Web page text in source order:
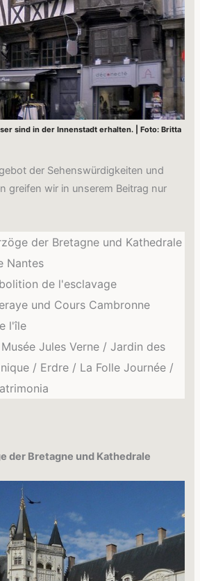
sind in der Innenstadt erhalten. | Foto: Britta
der Sehenswürdigkeiten und
greifen wir in unserem Beitrag nur
der Bretagne und Kathedrale
Nantes
de l'esclavage
und Cours Cambronne
l'île
Jules Verne / Jardin des
/ Erdre / La Folle Journée /
der Bretagne und Kathedrale